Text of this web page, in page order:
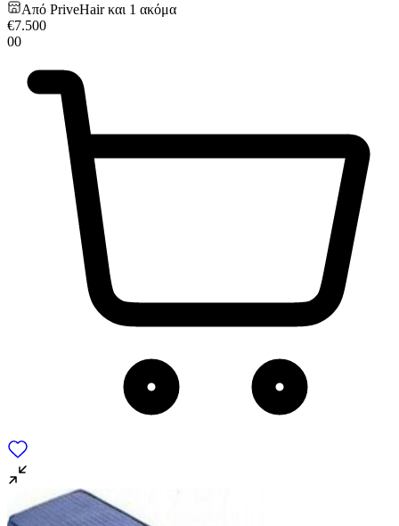
Από PriveHair και 1 ακόμα
€7.500
00